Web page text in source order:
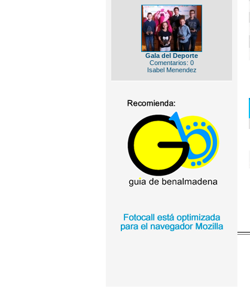
Gala del Deporte
Comentarios: 0
Isabel Menendez